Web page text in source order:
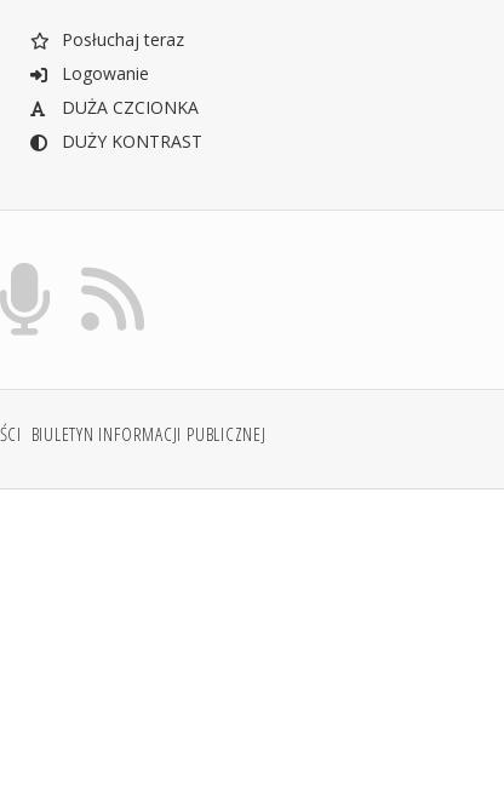
Posłuchaj teraz
Logowanie
DUŻA CZCIONKA
DUŻY KONTRAST
BIULETYN INFORMACJI PUBLICZNEJ